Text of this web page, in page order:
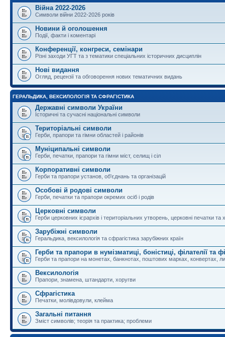
Війна 2022-2026
Символи війни 2022-2026 років
Новини й оголошення
Події, факти і коментарі
Конференції, конгреси, семінари
Різні заходи УГТ та з тематики спеціальних історичних дисциплін
Нові видання
Огляд, рецензії та обговорення нових тематичних видань
ГЕРАЛЬДИКА, ВЕКСИЛОЛОГІЯ ТА СФРАГІСТИКА
Державні символи України
Історичні та сучасні національні символи
Територіальні символи
Герби, прапори та гімни областей і районів
Муніципальні символи
Герби, печатки, прапори та гімни міст, селищ і сіл
Корпоративні символи
Герби та прапори установ, об'єднань та організацій
Особові й родові символи
Герби, печатки та прапори окремих осіб і родів
Церковні символи
Герби церковних ієрархів і територіальних утворень, церковні печатки та
Зарубіжні символи
Геральдика, вексилологія та сфрагістика зарубіжних країн
Герби та прапори в нумізматиці, боністиці, філателії та
Герби та прапори на монетах, банкнотах, поштових марках, конвертах,
Вексилологія
Прапори, знамена, штандарти, хоругви
Сфрагістика
Печатки, молівдовули, клейма
Загальні питання
Зміст символів; теорія та практика; проблеми